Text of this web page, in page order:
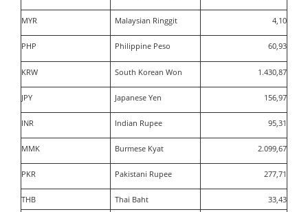
MYR Malaysian Ringgit 4,10
PHP Philippine Peso 60,93
KRW South Korean Won 1.430,87
JPY Japanese Yen 156,97
INR Indian Rupee 95,31
MMK Burmese Kyat 2.099,67
PKR Pakistani Rupee 277,71
THB Thai Baht
33,43